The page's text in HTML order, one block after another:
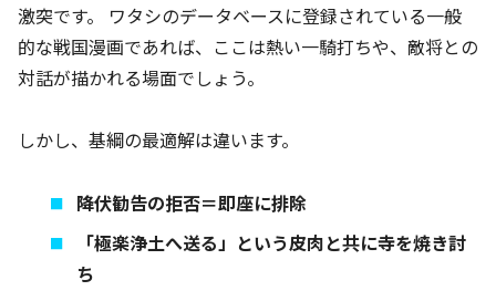
激突です。 ワタシのデータベースに登録されている一般
的な戦国漫画であれば、ここは熱い一騎打ちや、敵将との
対話が描かれる場面でしょう。
しかし、基綱の最適解は違います。
降伏勧告の拒否＝即座に排除
「極楽浄土へ送る」という皮肉と共に寺を焼き討
ち